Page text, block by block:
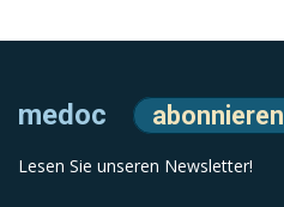
medoc abonnieren
Lesen Sie unseren Newsletter!